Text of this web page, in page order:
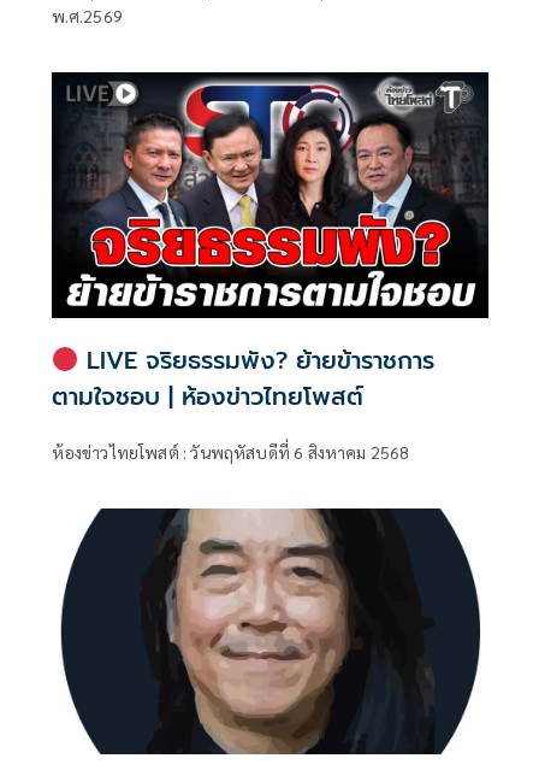
พ.ศ.2569
LIVE จริยธรรมพัง? ย้ายข้าราชการ
ตามใจชอบ | ห้องข่าวไทยโพสต์
ห้องข่าวไทยโพสต์ : วันพฤหัสบดีที่ 6 สิงหาคม 2568